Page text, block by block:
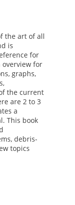
the art of all
is
for
for
graphs,
the current
are 2 to 3
a
This book
debris-
topics